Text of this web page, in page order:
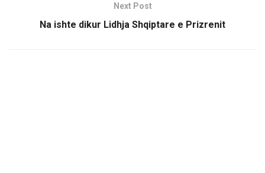
Next Post
Na ishte dikur Lidhja Shqiptare e Prizrenit